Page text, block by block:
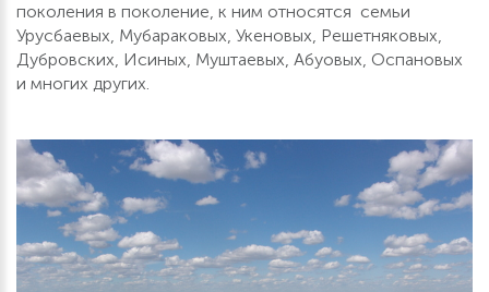
поколения в поколение, к ним относятся семьи
Урусбаевых, Мубараковых, Укеновых, Решетняковых,
Дубровских, Исиных, Муштаевых, Абуовых, Оспановых
и многих других.